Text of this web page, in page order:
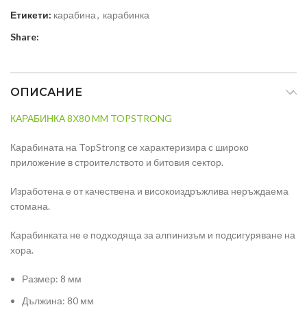
Етикети: карабина, карабинка
Share:
ОПИСАНИЕ
КАРАБИНКА 8Х80 MM TOPSTRONG
Карабината на TopStrong се характеризира с широко
приложение в строителството и битовия сектор.
Изработена е от качествена и високоиздръжлива неръждаема
стомана.
Карабинката не е подходяща за алпинизъм и подсигуряване на
хора.
Размер: 8 мм
Дължина: 80 мм